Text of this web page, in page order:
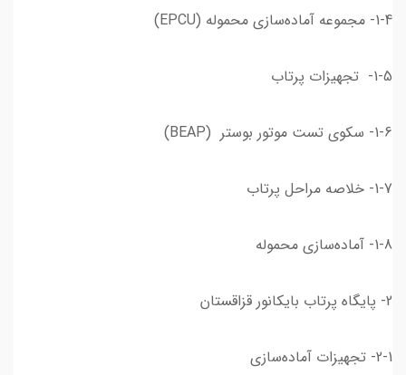
1-4- مجموعه‌ آماده‌سازی محموله (EPCU)
1-5- تجهیزات پرتاب
1-6- سکوی تست موتور بوستر (BEAP)
1-7- خلاصه مراحل پرتاب
1-8- آماده‌سازی محموله
2- پایگاه پرتاب بایکانور قزاقستان
2-1- تجهیزات آماده‌سازی